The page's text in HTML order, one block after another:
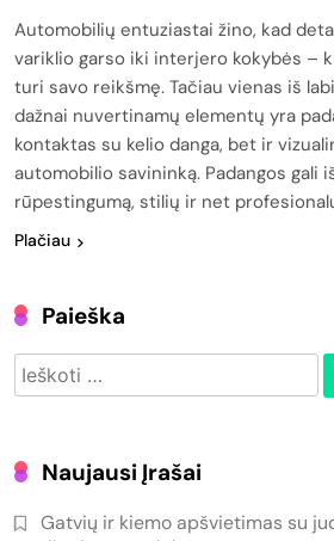
Automobilių entuziastai žino, kad
variklio garso iki interjero kokybės –
turi savo reikšmę. Tačiau vienas iš
dažnai nuvertinamų elementų yra
kontaktas su kelio danga, bet ir
automobilio savininką. Padangos gali
rūpestingumą, stilių ir net
Plačiau
Paieška
Ieškoti:
Naujausi Įrašai
Gatvių ir kiemo apšvietimas su